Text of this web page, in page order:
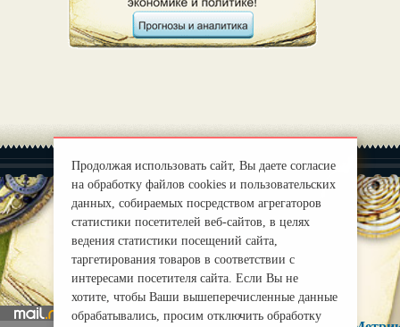
О нас |
mirprognoz@mail.ru
Продолжая использовать сайт, Вы даете согласие
на обработку файлов cookies и пользовательских
данных, собираемых посредством агрегаторов
статистики посетителей веб-сайтов, в целях
ведения статистики посещений сайта,
таргетирования товаров в соответствии с
интересами посетителя сайта. Если Вы не
хотите, чтобы Ваши вышеперечисленные данные
обрабатывались, просим отключить обработку